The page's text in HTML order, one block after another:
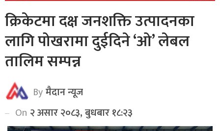
क्रिकेटमा दक्ष जनशक्ति उत्पादनका
लागि पोखरामा दुईदिने ‘ओ’ लेबल
तालिम सम्पन्न
Byमैदान न्यूज
On २ असार २०८३, बुधबार १८:२३